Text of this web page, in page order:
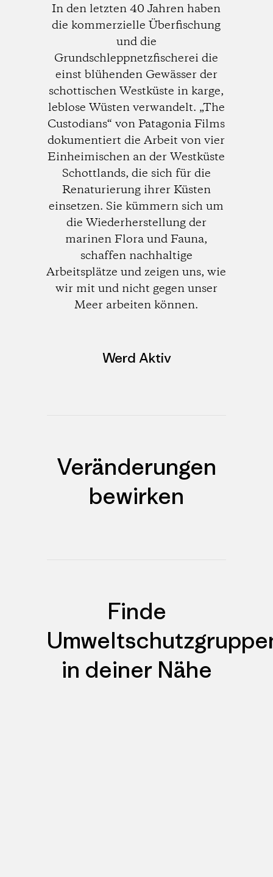
In den letzten 40 Jahren haben
die kommerzielle Überfischung
und die
Grundschleppnetzfischerei die
einst blühenden Gewässer der
schottischen Westküste in karge,
leblose Wüsten verwandelt. „The
Custodians“ von Patagonia Films
dokumentiert die Arbeit von vier
Einheimischen an der Westküste
Schottlands, die sich für die
Renaturierung ihrer Küsten
einsetzen. Sie kümmern sich um
die Wiederherstellung der
marinen Flora und Fauna,
schaffen nachhaltige
Arbeitsplätze und zeigen uns, wie
wir mit und nicht gegen unser
Meer arbeiten können.
Werd Aktiv
Veränderungen
bewirken
Finde
in deiner Nähe